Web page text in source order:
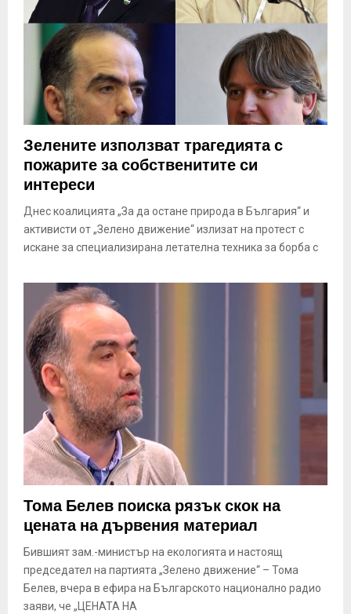
Зелените използват трагедията с
пожарите за собственитите си
интереси
Днес коалицията „За да остане природа в България“ и
активисти от „Зелено движение“ излизат на протест с
искане за специализирана летателна техника за борба с
Тома Белев поиска рязък скок на
цената на дървения материал
Бившият зам.-министър на екологията и настоящ
председател на партията „Зелено движение“ – Тома
Белев, вчера в ефира на Българското национално радио
заяви, че „ЦЕНАТА НА